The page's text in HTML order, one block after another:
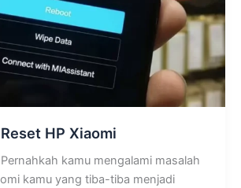
HP Xiaomi
kamu mengalami masalah
kamu yang tiba-tiba menjadi